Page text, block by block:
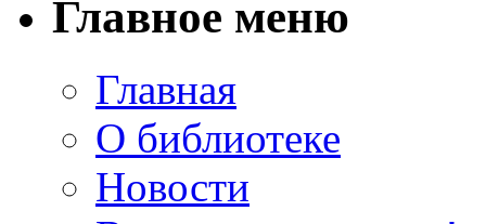
Главное меню
Главная
О библиотеке
Новости